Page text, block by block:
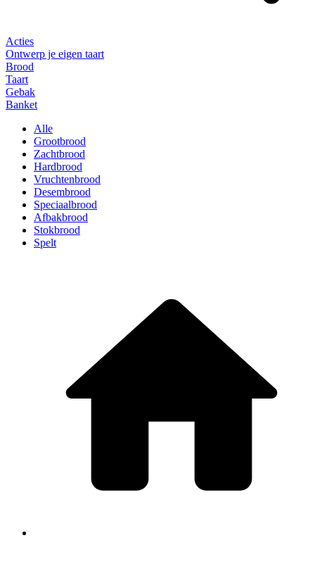
Acties
Ontwerp je eigen taart
Brood
Taart
Gebak
Banket
Alle
Grootbrood
Zachtbrood
Hardbrood
Vruchtenbrood
Desembrood
Speciaalbrood
Afbakbrood
Stokbrood
Spelt